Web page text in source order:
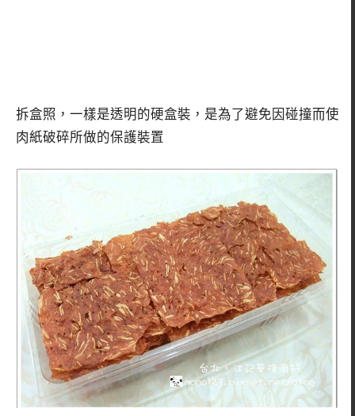
拆盒照，一樣是透明的硬盒裝，是為了避免因碰撞而使
肉紙破碎所做的保護裝置